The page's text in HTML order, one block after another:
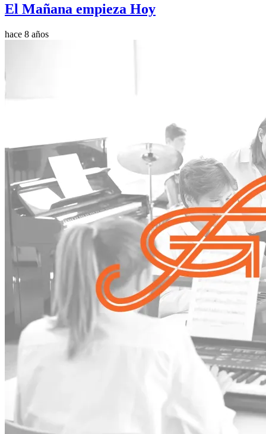
El Mañana empieza Hoy
hace 8 años